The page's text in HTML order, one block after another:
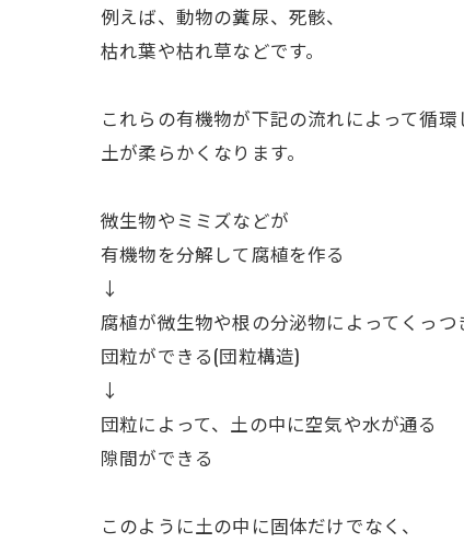
例えば、動物の糞尿、死骸、
枯れ葉や枯れ草などです。
これらの有機物が下記の流れによって循環
土が柔らかくなります。
微生物やミミズなどが
有機物を分解して腐植を作る
↓
腐植が微生物や根の分泌物によってくっつ
団粒ができる(団粒構造)
↓
団粒によって、土の中に空気や水が通る
隙間ができる
このように土の中に固体だけでなく、